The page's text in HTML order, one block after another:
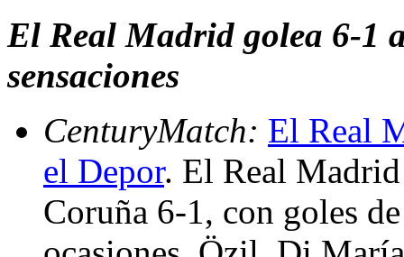
El Real Madrid golea 6-1
sensaciones
CenturyMatch: El Real
el Depor. El Real
Coruña 6-1, con goles